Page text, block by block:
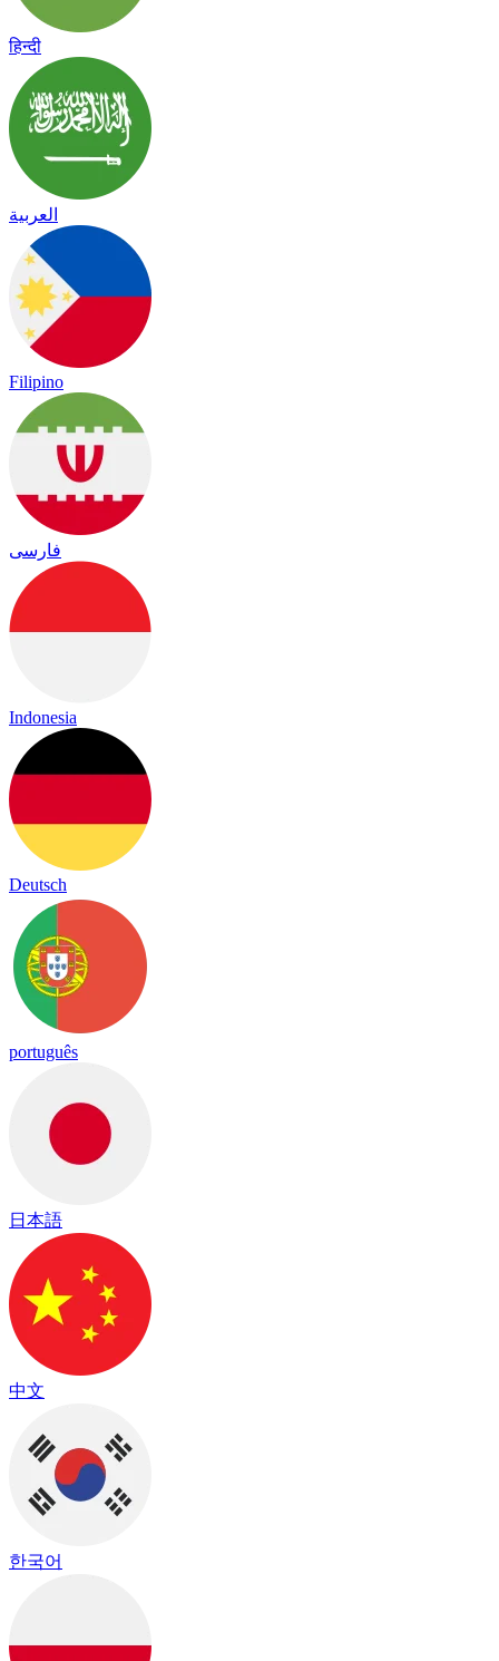
हिन्दी
العربية
Filipino
فارسی
Indonesia
Deutsch
português
日本語
中文
한국어